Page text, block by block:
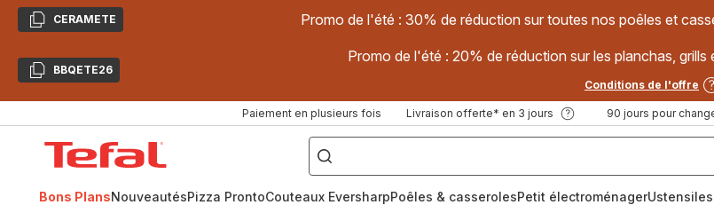
CopierCERAMETE Promo de l'été : 30% de réduction sur toutes nos poêles et
CopierBBQETE26
Promo de l'été : 20% de réduction sur les planchas,
Conditions de l'offre
Paiement en plusieurs fois Livraison offerte* en 3 jours 90 jours pour
["Poêles
inox,
Cake
Factory,
Bons PlansNouveautésPizza ProntoCouteaux EversharpPoêles & casserolesPetit électroménager